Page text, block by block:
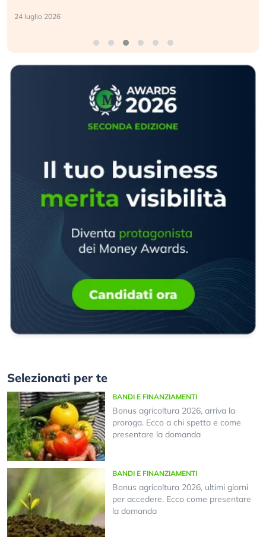
24 luglio 2026
Selezionati per te
BANDI E FINANZIAMENTI
Bonus agricoltura 2026, arriva la
proroga. Ecco a chi spetta e come
presentare la domanda
BANDI E FINANZIAMENTI
Bonus agricoltura 2026, ultimi giorni
per accedere. Ecco come presentare
la domanda